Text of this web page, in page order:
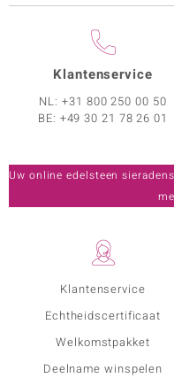
Klantenservice
Echtheidscertificaat
Welkomstpakket
Deelname winspelen
Klantenservice
NL:+31 800 250 00 50
BE: +49 30 21 78 26 01
Uw online edelsteen